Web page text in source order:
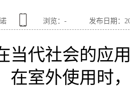
浏览： - 发布日期：
当代社会的应
在室外使用时